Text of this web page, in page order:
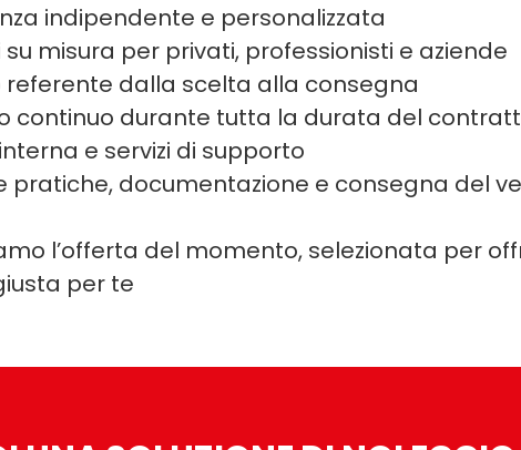
indipendente e personalizzata
su misura per privati, professionisti e aziende
referente dalla scelta alla consegna
continuo durante tutta la durata del
e servizi di supporto
pratiche, documentazione e consegna del
l’offerta del momento, selezionata per
per te